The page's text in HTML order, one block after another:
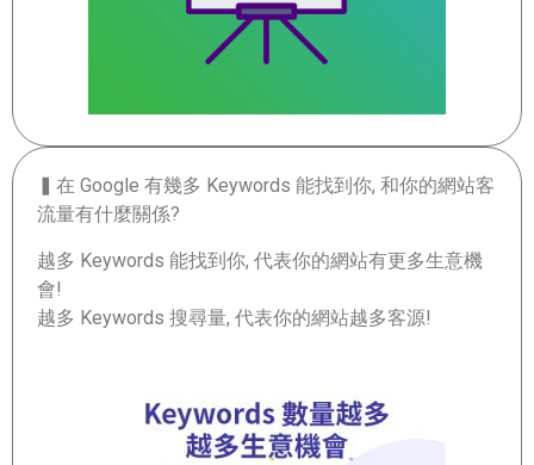
▍在 Google 有幾多 Keywords 能找到你, 和你的網站客
流量有什麼關係?
越多 Keywords 能找到你, 代表你的網站有更多生意機
會!
越多 Keywords 搜尋量, 代表你的網站越多客源!